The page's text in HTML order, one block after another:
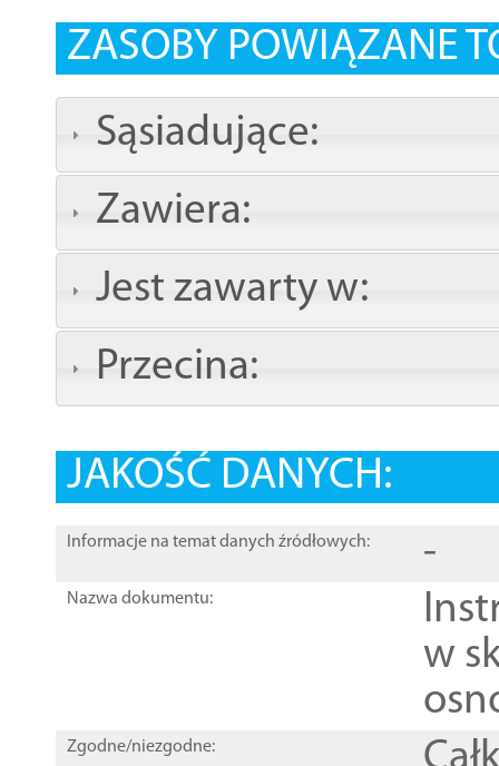
ZASOBY POWIĄZANE
Sąsiadujące:
Zawiera:
Jest zawarty w:
Przecina:
JAKOŚĆ DANYCH:
Informacje na temat danych źródłowych: -
Nazwa dokumentu:
w
Zgodne/niezgodne: